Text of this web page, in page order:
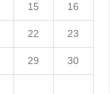
15 16
22 23
29 30